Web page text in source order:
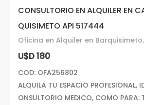
CONSULTORIO EN ALQUILER EN
QUISIMETO API 517444
Oficina en Alquiler en
U$D 180
COD: OFA256802
ALQUILA TU ESPACIO PROFESIONAL,
ONSULTORIO MEDICO, COMO PARA: